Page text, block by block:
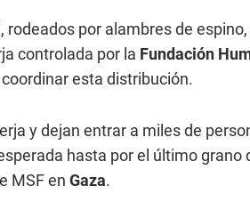
por alambres de
controlada por la Fundación
esta distribución.
y dejan entrar a miles de
hasta por el último grano
MSF en Gaza.